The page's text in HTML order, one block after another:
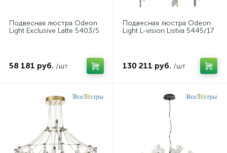
Подвесная люстра Odeon
Light Exclusive Latte 5403/5
58 181 руб. /шт
Подвесная люстра Odeon
Light L-vision Listva 5445/17
130 211 руб. /шт